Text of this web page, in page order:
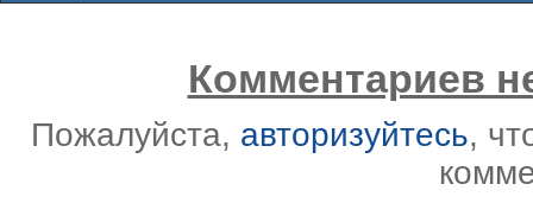
Комментариев
Пожалуйста, авторизуйтесь,